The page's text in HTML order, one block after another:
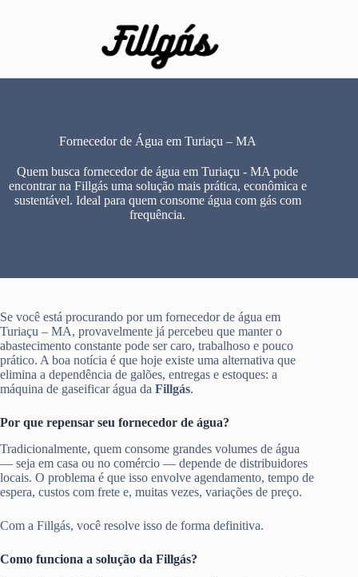
Fornecedor de Água em Turiaçu – MA
Quem busca fornecedor de água em Turiaçu - MA pode
encontrar na Fillgás uma solução mais prática, econômica e
sustentável. Ideal para quem consome água com gás com
frequência.
Se você está procurando por um fornecedor de água em
Turiaçu – MA, provavelmente já percebeu que manter o
abastecimento constante pode ser caro, trabalhoso e pouco
prático. A boa notícia é que hoje existe uma alternativa que
elimina a dependência de galões, entregas e estoques: a
máquina de gaseificar água da Fillgás.
Por que repensar seu fornecedor de água?
Tradicionalmente, quem consome grandes volumes de água
— seja em casa ou no comércio — depende de distribuidores
locais. O problema é que isso envolve agendamento, tempo de
espera, custos com frete e, muitas vezes, variações de preço.
Com a Fillgás, você resolve isso de forma definitiva.
Como funciona a solução da Fillgás?